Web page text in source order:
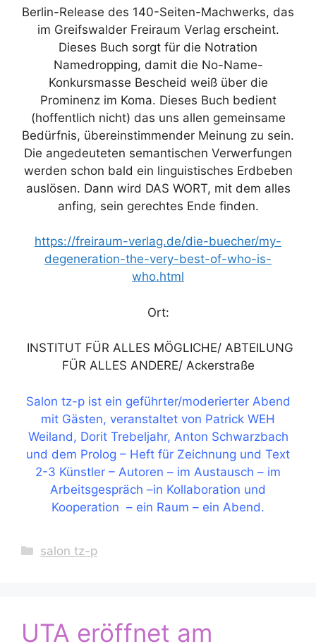
Berlin-Release des 140-Seiten-Machwerks, das
im Greifswalder Freiraum Verlag erscheint.
Dieses Buch sorgt für die Notration
Namedropping, damit die No-Name-
Konkursmasse Bescheid weiß über die
Prominenz im Koma. Dieses Buch bedient
(hoffentlich nicht) das uns allen gemeinsame
Bedürfnis, übereinstimmender Meinung zu sein.
Die angedeuteten semantischen Verwerfungen
werden schon bald ein linguistisches Erdbeben
auslösen. Dann wird DAS WORT, mit dem alles
anfing, sein gerechtes Ende finden.
https://freiraum-verlag.de/die-buecher/my-
degeneration-the-very-best-of-who-is-
who.html
Ort:
INSTITUT FÜR ALLES MÖGLICHE/ ABTEILUNG
FÜR ALLES ANDERE/ Ackerstraße
Salon tz-p ist ein geführter/moderierter Abend
mit Gästen, veranstaltet von Patrick WEH
Weiland, Dorit Trebeljahr, Anton Schwarzbach
und dem Prolog – Heft für Zeichnung und Text
2-3 Künstler – Autoren – im Austausch – im
Arbeitsgespräch –in Kollaboration und
Kooperation – ein Raum – ein Abend.
Kategorien
salon tz-p
UTA eröffnet am